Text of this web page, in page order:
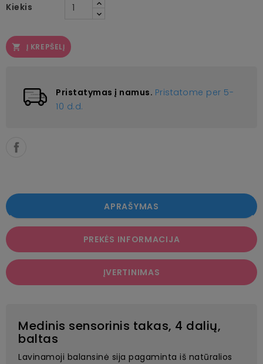
Kiekis
 Į KREPŠELĮ
Pristatymas į namus. Pristatome per 5-
10 d.d.
APRAŠYMAS
PREKĖS INFORMACIJA
ĮVERTINIMAS
Medinis sensorinis takas, 4 dalių,
baltas
Lavinamoji balansinė sija pagaminta iš natūralios